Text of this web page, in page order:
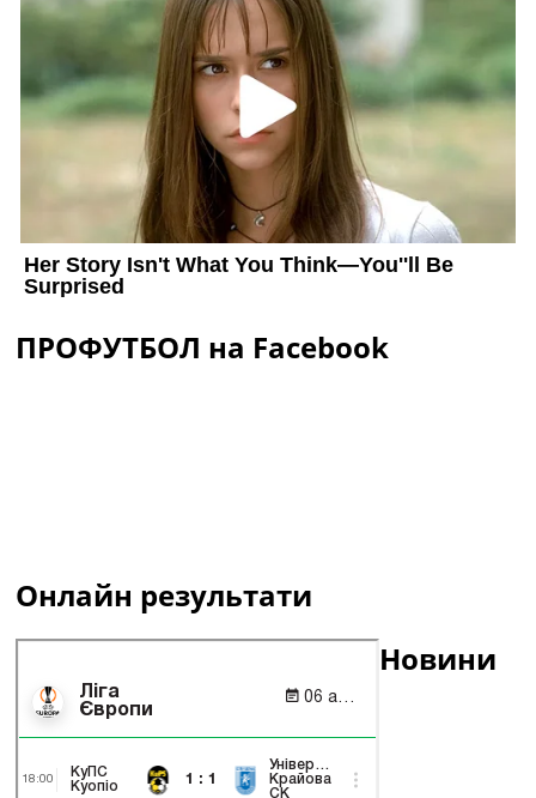
ПРОФУТБОЛ на Facebook
Онлайн результати
Новини